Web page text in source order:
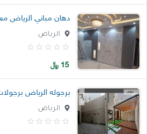
دهان مباني الرياض
الرياض
15 ﷼
برجوله الرياض
الرياض